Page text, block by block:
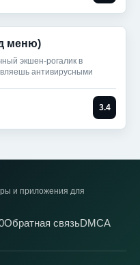
меню)
экшен-рогалик в
антивирусными
3.4
и приложения для
Обратная связьDMCA